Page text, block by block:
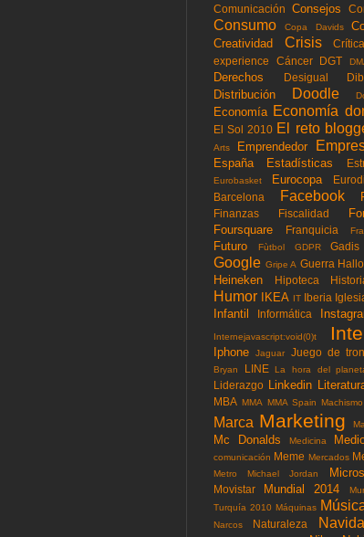
Comunicación Consejos
Consumo Copa Davids
Creatividad Crisis
experience
Cáncer DGT
Derechos Desigual
Distribución Doodle
Economía Economía
El Sol 2010 El reto
Arts
Emprendedor
España Estadísticas
Eurobasket Eurocopa
Barcelona
Facebook
Finanzas Fiscalidad
Foursquare
Franquicia
Futuro Fùtbol GDPR Gadis
Google Gripe A Guerra
Heineken Hipoteca
Humor IKEA IT Iberia
Infantil Informática
Internejavascript:void(0)t
Iphone Jaguar Juego de
Bryan
LINE La hora del
Liderazgo Linkedin
MBA MMA MMA Spain Machismo
Marca Marketing
Mc Donalds Medicina
comunicación Meme Mercados
Metro Michael Jordan
Movistar
Mundial 2014
Turquía 2010 Máquinas
Narcos Naturaleza